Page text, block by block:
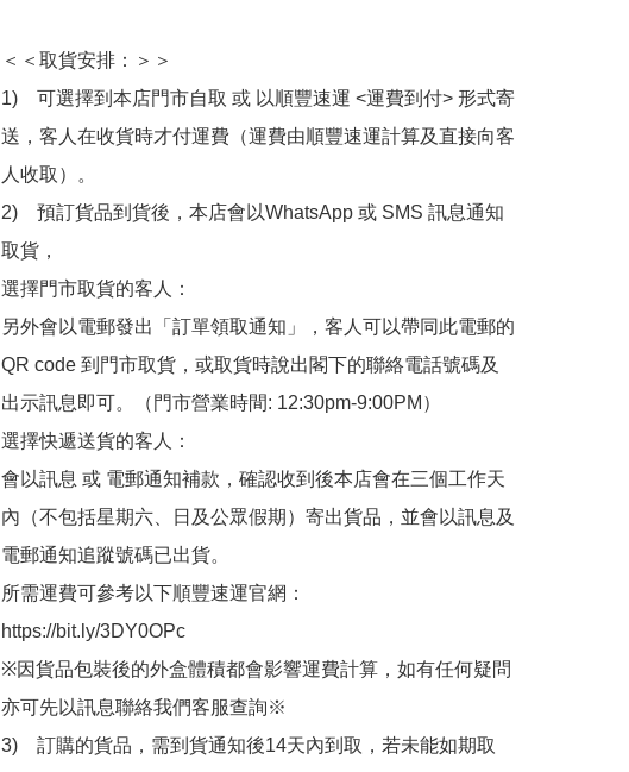
＜＜取貨安排：＞＞
1)　可選擇到本店門市自取 或 以順豐速運 <運費到付> 形式寄
送，客人在收貨時才付運費（運費由順豐速運計算及直接向客
人收取）。
2)　預訂貨品到貨後，本店會以WhatsApp 或 SMS 訊息通知
取貨，
選擇門市取貨的客人：
另外會以電郵發出「訂單領取通知」，客人可以帶同此電郵的
QR code 到門市取貨，或取貨時說出閣下的聯絡電話號碼及
出示訊息即可。（門市營業時間: 12:30pm-9:00PM）
選擇快遞送貨的客人：
會以訊息 或 電郵通知補款，確認收到後本店會在三個工作天
內（不包括星期六、日及公眾假期）寄出貨品，並會以訊息及
電郵通知追蹤號碼已出貨。
所需運費可參考以下順豐速運官網：
https://bit.ly/3DY0OPc
※因貨品包裝後的外盒體積都會影響運費計算，如有任何疑問
亦可先以訊息聯絡我們客服查詢※
3)　訂購的貨品，需到貨通知後14天內到取，若未能如期取